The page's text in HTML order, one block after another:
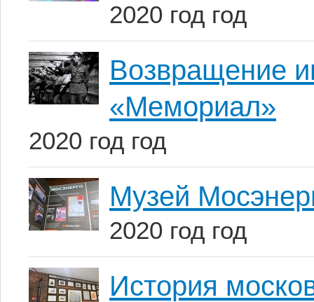
2020 год год
Возвращение
«Мемориал»
2020 год год
Музей
2020 год год
История